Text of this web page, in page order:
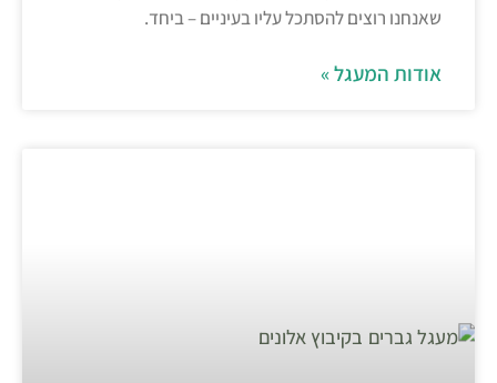
שאנחנו רוצים להסתכל עליו בעיניים – ביחד.
אודות המעגל »